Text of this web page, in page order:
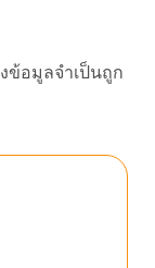
ข้อมูลจำเป็นถูก